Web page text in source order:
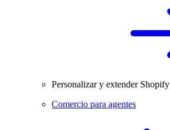
Personalizar y extender Shopify
Comercio para agentes